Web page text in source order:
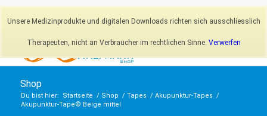
Unsere Medizinprodukte und digitalen Downloads richten sich ausschliesslich
Therapeuten, nicht an Verbraucher im rechtlichen Sinne. Verwerfen
Newsletter Mein Konto
Shop
Du bist hier: Startseite / Shop / Tapes / Akupunktur-Tapes /
Akupunktur-Tape© Beige mittel